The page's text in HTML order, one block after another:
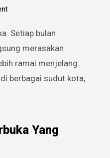
merasakan
ramai menjelang
berbagai sudut kota,
Yang